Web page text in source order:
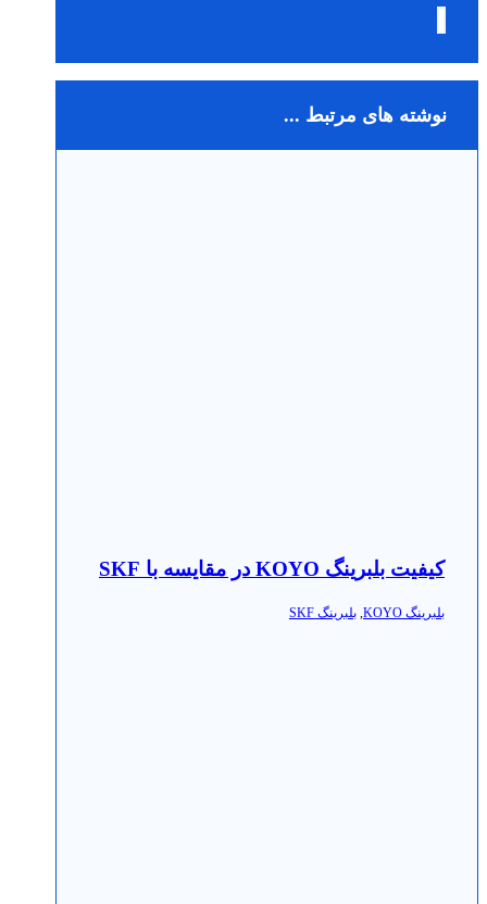
نوشته های مرتبط ...
کیفیت بلبرینگ KOYO در مقایسه با SKF
بلبرینگ KOYO بلبرینگ SKF